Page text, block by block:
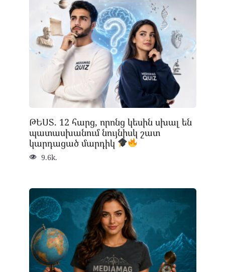
ԹԵՍՏ. 12 հարց, որոնց կեսին սխալ են
պատասխանում նույնիսկ շատ
կարդացած մարդիկ
9.6k.